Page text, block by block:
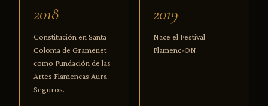
2018
Constitución en Santa
Coloma de Gramenet
como Fundación de las
Artes Flamencas Aura
Seguros.
2019
Nace el Festival
Flamenc-ON.